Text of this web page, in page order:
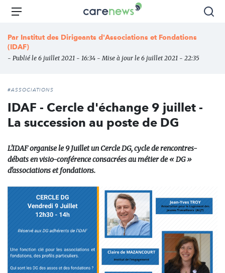
Aller
principal
Carenews,
média
acteurs
Menu
Par Institut des Dirigeants d'Associations et Fondations
(IDAF)
- Publié le 6 juillet 2021 - 16:34 - Mise à jour le 6 juillet 2021 - 22:35
#ASSOCIATIONS
IDAF - Cercle d'échange 9 juillet -
La succession au poste de DG
L'IDAF organise le 9 Juillet un Cercle DG, cycle de rencontres-
débats en visio-conférence consacrées au métier de « DG »
d'associations et fondations.